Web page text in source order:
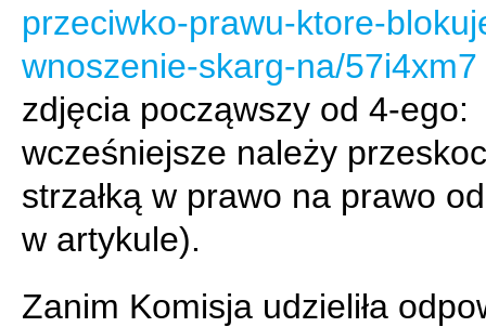
przeciwko-prawu-ktore-
wnoszenie-skarg-na/57i4xm7
zdjęcia począwszy od 4-ego:
wcześniejsze należy
strzałką w prawo na prawo
w artykule).
Zanim Komisja udzieliła